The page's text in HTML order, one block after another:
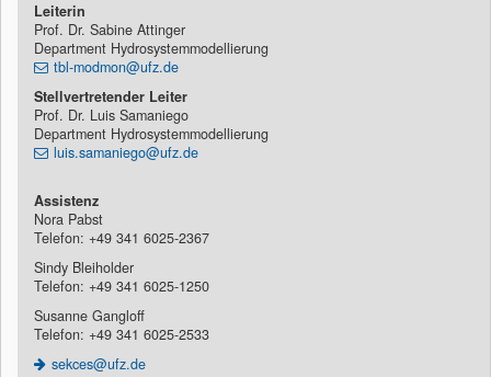
Leiterin
Prof. Dr. Sabine Attinger
Department Hydrosystemmodellierung
tbl-modmon@ufz.de
Stellvertretender Leiter
Prof. Dr. Luis Samaniego
Department Hydrosystemmodellierung
luis.samaniego@ufz.de
Assistenz
Nora Pabst
Telefon: +49 341 6025-2367
Sindy Bleiholder
Telefon: +49 341 6025-1250
Susanne Gangloff
Telefon: +49 341 6025-2533
sekces@ufz.de